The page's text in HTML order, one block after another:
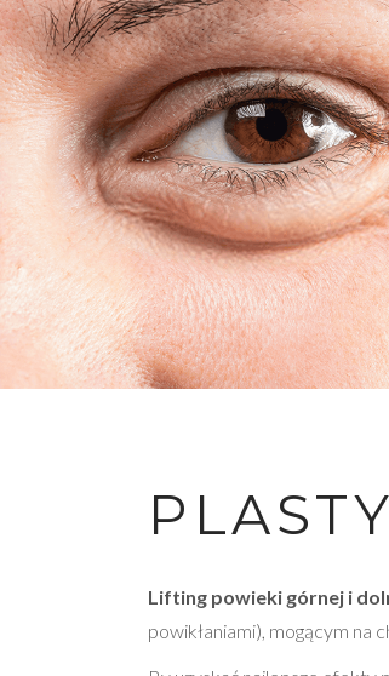
Lifting powieki górnej i
powikłaniami), mogącym na